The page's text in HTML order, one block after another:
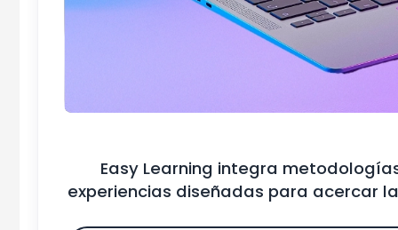
Easy Learning integra
experiencias diseñadas para acercar